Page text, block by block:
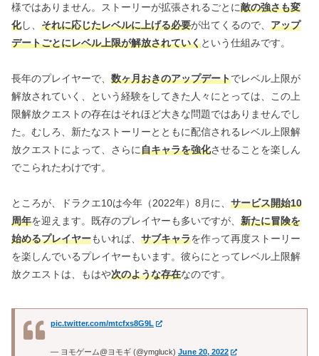
様ではありません。ストーリーが拡張されるごとに敵の強さも変
化し、 それに応じたレベルに上げる必要が出てくるので、 アップ
デートごとにレベル上限が解放されていくという仕組みです。
長年のプレイヤーで、 数ヶ月おきのアップデートでレベル上限が
解放されていく、という経験をしてきた人々にとっては、この上
限解放クエストの存在はそれほど大きな問題ではありませんでし
た。むしろ、新たなストーリーとともに配信されるレベル上限解
放クエストによって、さらに自キャラを強化させることを楽しん
でこられたわけです。
ところが、ドラクエ10は今年（2022年）8月に、 サービス開始10
周年を迎えます。既存のプレイヤーも多いですが、 新たに冒険を
始めるプレイヤーもいれば、 サブキャラを作って再度ストーリー
を楽しんでいるプレイヤーもいます。彼らにとってレベル上限解
放クエストは、もはや次のような存在なのです。